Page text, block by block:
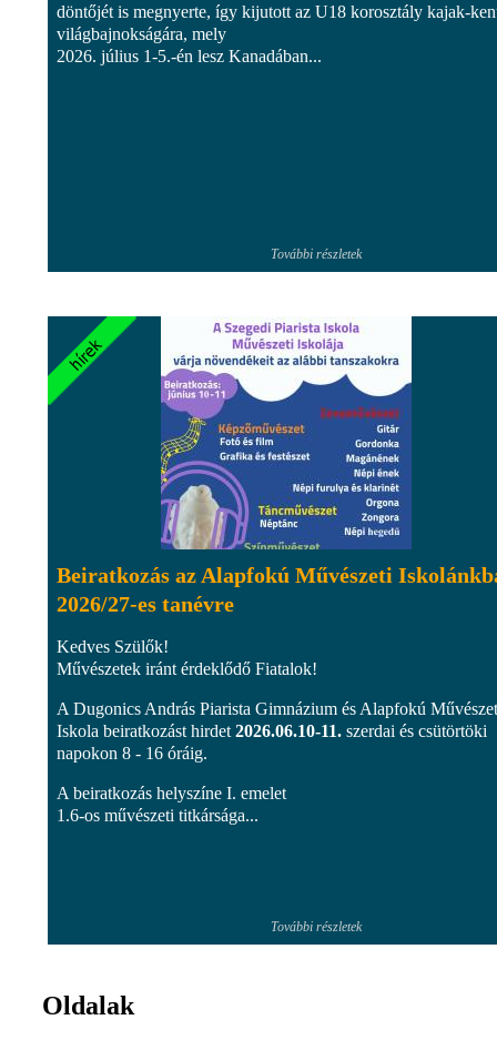
döntőjét is megnyerte, így kijutott az U18 korosztály kajak-
világbajnokságára, mely
2026. július 1-5.-én lesz Kanadában...
További részletek
Beiratkozás az Alapfokú Művészeti
2026/27-es tanévre
Kedves Szülők!
Művészetek iránt érdeklődő Fiatalok!
A Dugonics András Piarista Gimnázium és Alapfokú
Iskola beiratkozást hirdet 2026.06.10-11. szerdai és csütörtöki
napokon 8 - 16 óráig.
A beiratkozás helyszíne I. emelet
1.6-os művészeti titkársága...
További részletek
Oldalak